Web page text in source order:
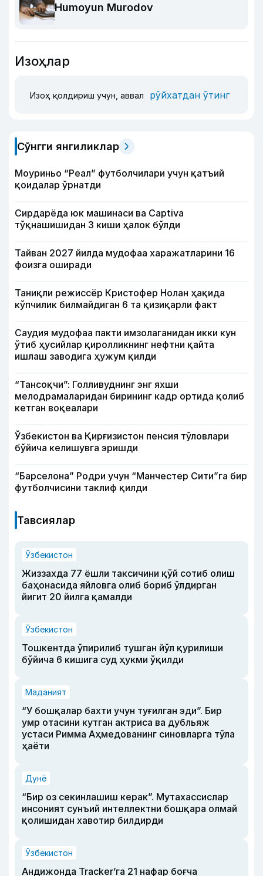
Humoyun Murodov
Изоҳлар
Изоҳ қолдириш учун, аввал рўйхатдан ўтинг
Сўнгги янгиликлар
Моуриньо “Реал” футболчилари учун қатъий
қоидалар ўрнатди
Сирдарёда юк машинаси ва Captiva
тўқнашишидан 3 киши ҳалок бўлди
Тайван 2027 йилда мудофаа харажатларини 16
фоизга оширади
Таниқли режиссёр Кристофер Нолан ҳақида
кўпчилик билмайдиган 6 та қизиқарли факт
Саудия мудофаа пакти имзолаганидан икки кун
ўтиб ҳусийлар қиролликнинг нефтни қайта
ишлаш заводига ҳужум қилди
“Тансоқчи”: Голливуднинг энг яхши
мелодрамаларидан бирининг кадр ортида қолиб
кетган воқеалари
Ўзбекистон ва Қирғизистон пенсия тўловлари
бўйича келишувга эришди
“Барселона” Родри учун “Манчестер Сити”га бир
футболчисини таклиф қилди
Тавсиялар
Ўзбекистон
Жиззахда 77 ёшли таксичини қўй сотиб олиш
баҳонасида яйловга олиб бориб ўлдирган
йигит 20 йилга қамалди
Ўзбекистон
Тошкентда ўпирилиб тушган йўл қурилиши
бўйича 6 кишига суд ҳукми ўқилди
Маданият
“У бошқалар бахти учун туғилган эди”. Бир
умр отасини кутган актриса ва дубльяж
устаси Римма Аҳмедованинг синовларга тўла
ҳаёти
Дунё
“Бир оз секинлашиш керак”. Мутахассислар
инсоният сунъий интеллектни бошқара олмай
қолишидан хавотир билдирди
Ўзбекистон
Андижонда Tracker’га 21 нафар боғча